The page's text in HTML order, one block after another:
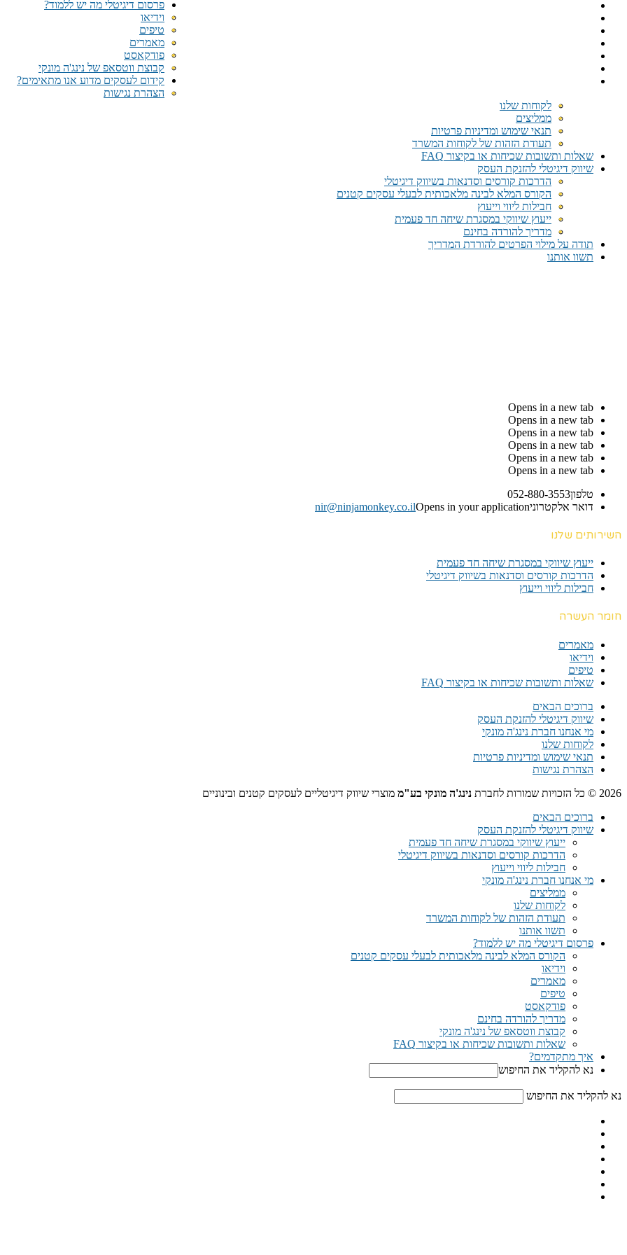
פרסום דיגיטלי מה יש ללמוד?
וידיאו
טיפים
מאמרים
פודקאסט
קבוצת ווטסאפ של נינג'ה מונקי​
קידום לעסקים מדוע אנו מתאימים?
הצהרת נגישות
לקוחות שלנו
ממליצים
תנאי שימוש ומדיניות פרטיות
תעודת הזהות של לקוחות המשרד
שאלות ותשובות שכיחות או בקיצור FAQ
שיווק דיגיטלי להזנקת העסק
הדרכות קורסים וסדנאות בשיווק דיגיטלי
הקורס המלא לבינה מלאכותית לבעלי עסקים קטנים
חבילות ליווי וייעוץ
ייעוץ שיווקי במסגרת שיחה חד פעמית​
מדריך להורדה בחינם
תודה על מילוי הפרטים להורדת המדריך
תשוו אותנו
Opens in a new tab
Opens in a new tab
Opens in a new tab
Opens in a new tab
Opens in a new tab
Opens in a new tab
טלפון052-880-3553
דואר אלקטרוני
nir@ninjamonkey.co.ilOpens in your application
השירותים שלנו
ייעוץ שיווקי במסגרת שיחה חד פעמית​
הדרכות קורסים וסדנאות בשיווק דיגיטלי
חבילות ליווי וייעוץ
חומר העשרה
מאמרים
וידיאו
טיפים
שאלות ותשובות שכיחות או בקיצור FAQ
ברוכים הבאים
שיווק דיגיטלי להזנקת העסק
מי אנחנו חברת נינג'ה מונקי
לקוחות שלנו
תנאי שימוש ומדיניות פרטיות
הצהרת נגישות
2026 © כל הזכויות שמורות לחברת
נינג'ה מונקי בע"מ מוצרי שיווק דיגיטליים לעסקים קטנים ובינוניים
ברוכים הבאים
שיווק דיגיטלי להזנקת העסק
ייעוץ שיווקי במסגרת שיחה חד פעמית​
הדרכות קורסים וסדנאות בשיווק דיגיטלי
חבילות ליווי וייעוץ
מי אנחנו חברת נינג'ה מונקי
ממליצים
לקוחות שלנו
תעודת הזהות של לקוחות המשרד
תשוו אותנו
פרסום דיגיטלי מה יש ללמוד?
הקורס המלא לבינה מלאכותית לבעלי עסקים קטנים
וידיאו
מאמרים
טיפים
פודקאסט
מדריך להורדה בחינם
קבוצת ווטסאפ של נינג'ה מונקי​
שאלות ותשובות שכיחות או בקיצור FAQ
איך מתקדמים?
נא להקליד את החיפוש
נא להקליד את החיפוש